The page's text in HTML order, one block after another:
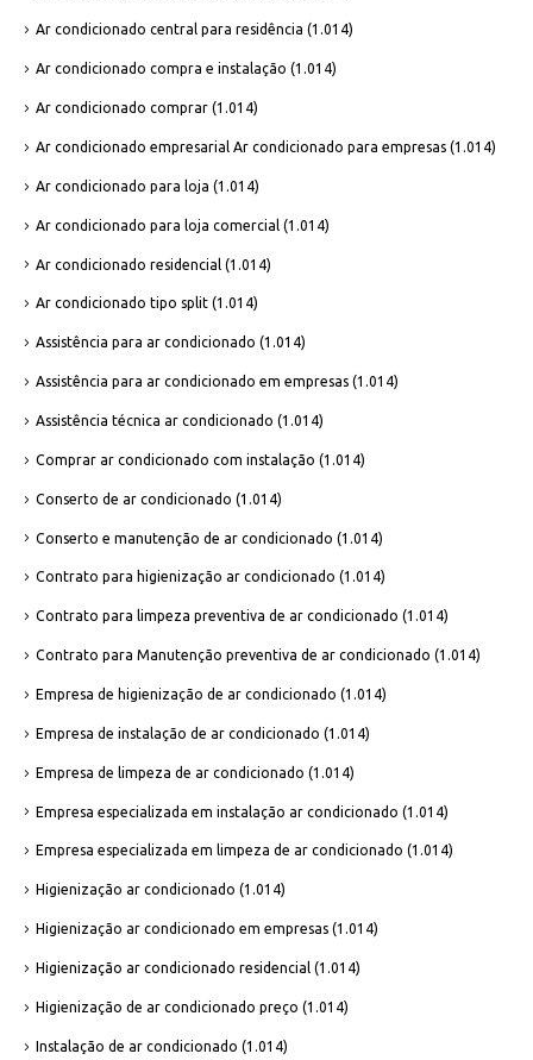
Ar condicionado central para residência (1.014)
Ar condicionado compra e instalação (1.014)
Ar condicionado comprar (1.014)
Ar condicionado empresarial Ar condicionado para empresas (1.014)
Ar condicionado para loja (1.014)
Ar condicionado para loja comercial (1.014)
Ar condicionado residencial (1.014)
Ar condicionado tipo split (1.014)
Assistência para ar condicionado (1.014)
Assistência para ar condicionado em empresas (1.014)
Assistência técnica ar condicionado (1.014)
Comprar ar condicionado com instalação (1.014)
Conserto de ar condicionado (1.014)
Conserto e manutenção de ar condicionado (1.014)
Contrato para higienização ar condicionado (1.014)
Contrato para limpeza preventiva de ar condicionado (1.014)
Contrato para Manutenção preventiva de ar condicionado (1.014)
Empresa de higienização de ar condicionado (1.014)
Empresa de instalação de ar condicionado (1.014)
Empresa de limpeza de ar condicionado (1.014)
Empresa especializada em instalação ar condicionado (1.014)
Empresa especializada em limpeza de ar condicionado (1.014)
Higienização ar condicionado (1.014)
Higienização ar condicionado em empresas (1.014)
Higienização ar condicionado residencial (1.014)
Higienização de ar condicionado preço (1.014)
Instalação de ar condicionado (1.014)